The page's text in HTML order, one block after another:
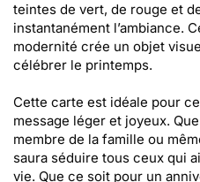
teintes de vert, de rouge et
instantanément l’ambiance.
modernité crée un objet
célébrer le printemps.
Cette carte est idéale pour
message léger et joyeux.
membre de la famille ou
saura séduire tous ceux qui
vie. Que ce soit pour un